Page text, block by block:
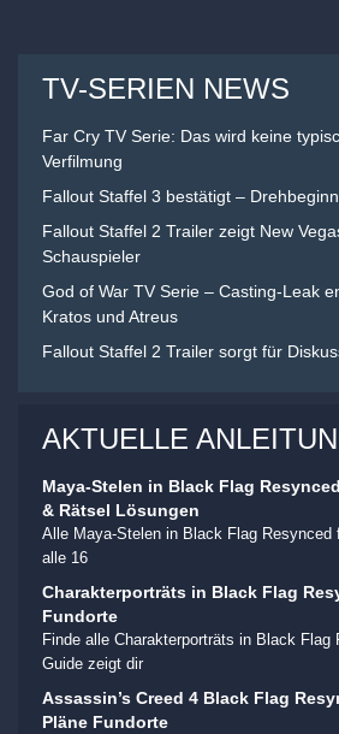
TV-SERIEN NEWS
Far Cry TV Serie: Das wird keine
Verfilmung
Fallout Staffel 3 bestätigt –
Fallout Staffel 2 Trailer zeigt New
Schauspieler
God of War TV Serie – Casting-Leak
Kratos und Atreus
Fallout Staffel 2 Trailer sorgt für
AKTUELLE
Maya-Stelen in Black Flag
& Rätsel Lösungen
Alle Maya-Stelen in Black Flag Resynced
alle 16
Charakterporträts in Black Flag
Fundorte
Finde alle Charakterporträts in Black Flag
Guide zeigt dir
Assassin’s Creed 4 Black Flag
Pläne Fundorte